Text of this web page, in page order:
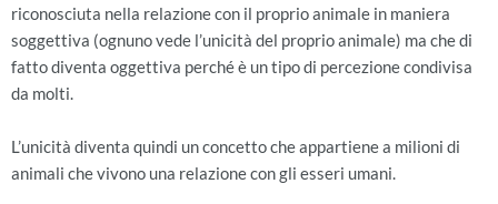
riconosciuta nella relazione con il proprio animale in maniera
soggettiva (ognuno vede l’unicità del proprio animale) ma che di
fatto diventa oggettiva perché è un tipo di percezione condivisa
da molti.
L’unicità diventa quindi un concetto che appartiene a milioni di
animali che vivono una relazione con gli esseri umani.